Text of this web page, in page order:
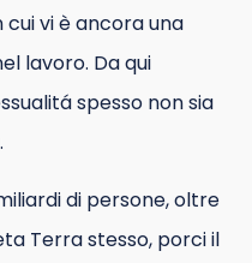
cui vi è ancora una
lavoro. Da qui
spesso non sia
di persone, oltre
Terra stesso, porci il